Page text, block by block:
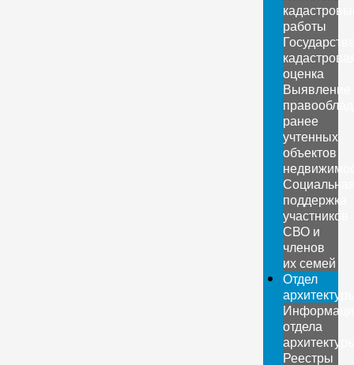
работы
оценка
Выявление
ранее
учтенных
объектов
поддержка
участников
СВО и
членов
их семей
Отдел
отдела
Реестры